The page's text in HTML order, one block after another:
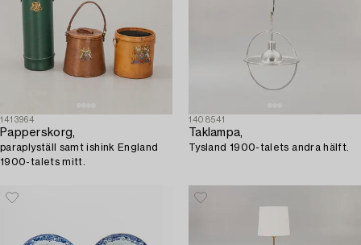
1413964
Papperskorg,
paraplyställ samt ishink England
1900-talets mitt.
1408541
Taklampa,
Tysland 1900-talets andra hälft.